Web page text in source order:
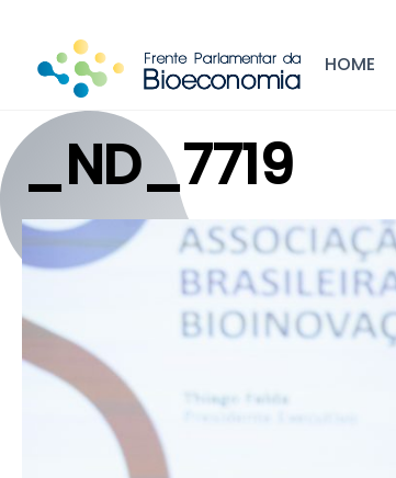
content
HOME
_ND_7719